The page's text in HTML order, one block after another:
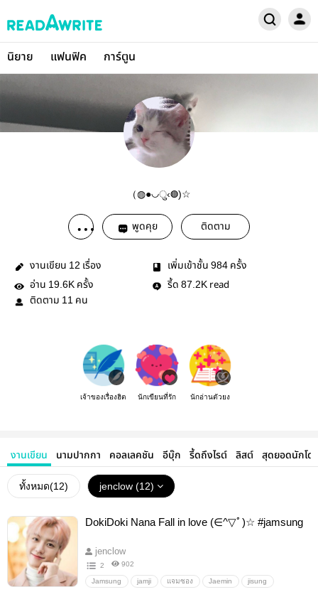
นิยาย แฟนฟิค การ์ตูน
（◍●◡ु‹◍)☆
พูดคุย ติดตาม
งานเขียน 12 เรื่อง เพิ่มเข้าชั้น 984 ครั้ง
อ่าน 19.6K ครั้ง รี้ด 87.2K read
ติดตาม 11 คน
เจ้าของเรื่องฮิต นักเขียนที่รัก นักอ่านตัวยง
งานเขียน นามปากกา คอลเลคชัน อีบุ๊ก รี้ดถึงไรต์ ลิสต์ สุดยอดนักโด
ทั้งหมด(12) jenclow (12)
DokiDoki Nana Fall in love (∈^▽ﾟ)☆ #jamsung
jenclow
2 902
Jamsung jamji แจมซอง Jaemin jisung